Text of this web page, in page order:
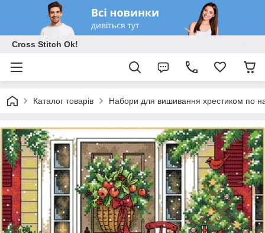
Cross Stitch Ok!
Каталог товарів Набори для вишивання хрестиком по